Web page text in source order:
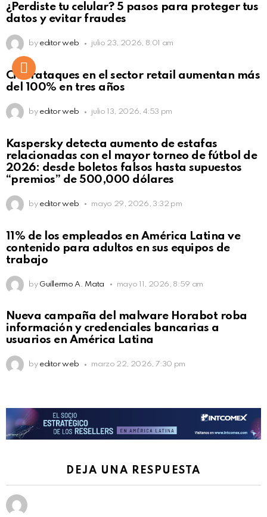
¿Perdiste tu celular? 5 pasos para proteger tus
datos y evitar fraudes
by editor web julio 23, 2026, 8:01 am
Ciberataques en el sector retail aumentan más
del 100% en tres años
by editor web julio 13, 2026, 4:53 pm
Kaspersky detecta aumento de estafas
relacionadas con el mayor torneo de fútbol de
2026: desde boletos falsos hasta supuestos
“premios” de 500,000 dólares
by editor web mayo 29, 2026, 3:32 pm
11% de los empleados en América Latina ve
contenido para adultos en sus equipos de
trabajo
by Guillermo A. Mata mayo 11, 2026, 8:59 am
Nueva campaña del malware Horabot roba
información y credenciales bancarias a
usuarios en América Latina
by editor web marzo 22, 2026, 7:30 pm
DEJA UNA RESPUESTA